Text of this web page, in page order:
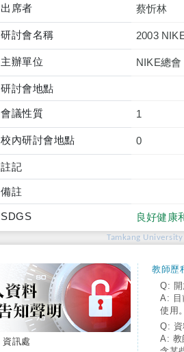
出席者 蔡忻林
研討會名稱 2003
主辦單位 NIKE總會
研討會地點
會議性質 1
校內研討會地點 0
註記
備註
SDGS 良好健康
Tamkang
資訊處
教師歷
Q: 開
A: 目
使用。
Q: 資
A: 教